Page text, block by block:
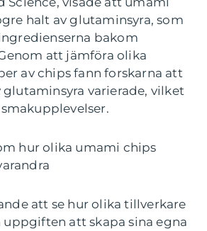
halt av glutaminsyra, som
bakom
att jämföra olika
av chips fann forskarna att
varierade, vilket
hur olika umami chips
att se hur olika tillverkare
att skapa sina egna